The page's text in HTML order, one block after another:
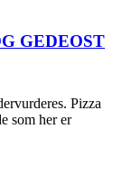
GEDEOST
Pizza
som her er